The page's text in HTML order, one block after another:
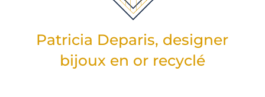
Patricia Deparis, designer
bijoux en or recyclé